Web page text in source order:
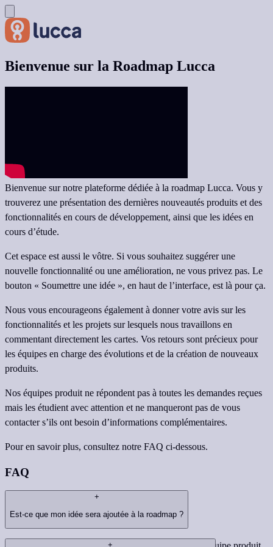
Bienvenue sur la Roadmap Lucca
Bienvenue sur notre plateforme dédiée à la roadmap Lucca. Vous y
trouverez une présentation des dernières nouveautés produits et des
fonctionnalités en cours de développement, ainsi que les idées en
cours d’étude.
Cet espace est aussi le vôtre. Si vous souhaitez suggérer une
nouvelle fonctionnalité ou une amélioration, ne vous privez pas. Le
bouton « Soumettre une idée », en haut de l’interface, est là pour ça.
Nous vous encourageons également à donner votre avis sur les
fonctionnalités et les projets sur lesquels nous travaillons en
commentant directement les cartes. Vos retours sont précieux pour
les équipes en charge des évolutions et de la création de nouveaux
produits.
Nos équipes produit ne répondent pas à toutes les demandes reçues
mais les étudient avec attention et ne manqueront pas de vous
contacter s’ils ont besoin d’informations complémentaires.
Pour en savoir plus, consultez notre FAQ ci-dessous.
FAQ
+
Est-ce que mon idée sera ajoutée à la roadmap ?
+